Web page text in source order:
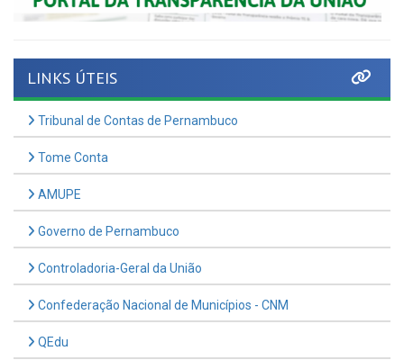
Tribunal de Contas de Pernambuco
Tome Conta
AMUPE
Governo de Pernambuco
Controladoria-Geral da União
Confederação Nacional de Municípios - CNM
QEdu
SICONFI - Tesouro Nacional